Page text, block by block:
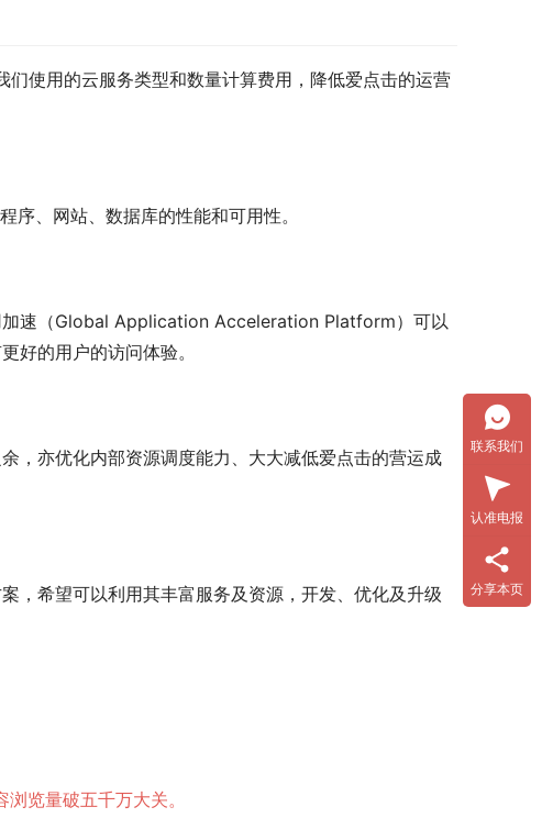
使用的云服务类型和数量计算费用，降低爱点击的运营
、网站、数据库的性能和可用性。
速（Global Application Acceleration Platform）可以
好的用户的访问体验。
，亦优化内部资源调度能力、大大减低爱点击的营运成
，希望可以利用其丰富服务及资源，开发、优化及升级
览量破五千万大关。
联系我们
认准电报
分享本页